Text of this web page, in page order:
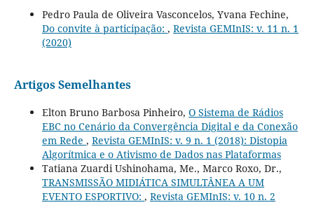
Pedro Paula de Oliveira Vasconcelos, Yvana Fechine,
Do convite à participação: , Revista GEMInIS: v. 11 n. 1
(2020)
Artigos Semelhantes
Elton Bruno Barbosa Pinheiro, O Sistema de Rádios
EBC no Cenário da Convergência Digital e da Conexão
em Rede , Revista GEMInIS: v. 9 n. 1 (2018): Distopia
Algorítmica e o Ativismo de Dados nas Plataformas
Tatiana Zuardi Ushinohama, Me., Marco Roxo, Dr.,
TRANSMISSÃO MIDIÁTICA SIMULTÂNEA A UM
EVENTO ESPORTIVO: , Revista GEMInIS: v. 10 n. 2